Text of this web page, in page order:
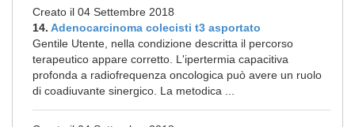
Creato il 04 Settembre 2018
14. Adenocarcinoma colecisti t3 asportato
Gentile Utente, nella condizione descritta il percorso
terapeutico appare corretto. L'ipertermia capacitiva
profonda a radiofrequenza oncologica può avere un ruolo
di coadiuvante sinergico. La metodica ...